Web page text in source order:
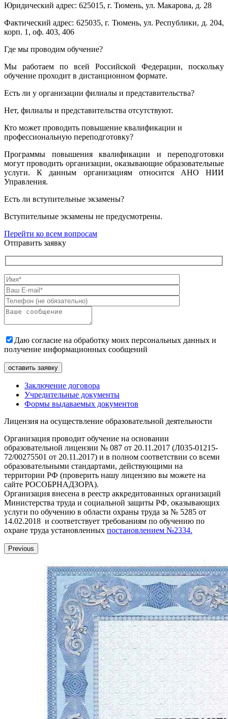
Юридический адрес: 625015, г. Тюмень, ул. Макарова, д. 28
Фактический адрес: 625035, г. Тюмень, ул. Республики, д. 204,
корп. 1, оф. 403, 406
Где мы проводим обучение?
Мы работаем по всей Российской Федерации, поскольку
обучение проходит в дистанционном формате.
Есть ли у организации филиалы и представительства?
Нет, филиалы и представительства отсутствуют.
Кто может проводить повышение квалификации и
профессиональную переподготовку?
Программы повышения квалификации и переподготовки
могут проводить организации, оказывающие образовательные
услуги. К данным организациям относится АНО НИИ
Управления.
Есть ли вступительные экзамены?
Вступительные экзамены не предусмотрены.
Перейти ко всем вопросам
Отправить заявку
Даю согласие на обработку моих персональных данных и
получение информационных сообщений
Заключение договора
Учредительные документы
Формы выдаваемых документов
Лицензия на осуществление образовательной деятельности
Организация проводит обучение на основании
образовательной лицензии № 087 от 20.11.2017 (Л035-01215-
72/00275501 от 20.11.2017) и в полном соответствии со всеми
образовательными стандартами, действующими на
территории РФ (проверить нашу лицензию вы можете на
сайте РОСОБРНАДЗОРА).
Организация внесена в реестр аккредитованных организаций
Министерства труда и социальной защиты РФ, оказывающих
услуги по обучению в области охраны труда за № 5285 от
14.02.2018 и соответствует требованиям по обучению по
охране труда установленных постановлением №2334.
Previous